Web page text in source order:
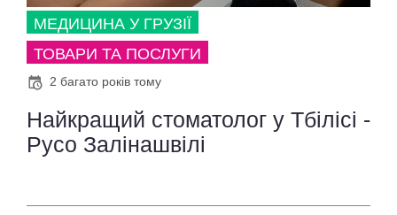
МЕДИЦИНА У ГРУЗІЇ
ТОВАРИ ТА ПОСЛУГИ
2 багато років тому
Найкращий стоматолог у Тбілісі -
Русо Залінашвілі